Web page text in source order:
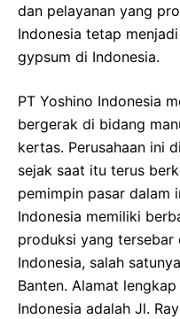
dan pelayanan yang
Indonesia tetap
gypsum di Indonesia.
PT Yoshino Indonesia
bergerak di bidang
kertas. Perusahaan ini
sejak saat itu terus
pemimpin pasar dalam
Indonesia memiliki
produksi yang
Indonesia, salah
Banten. Alamat
Indonesia adalah Jl.